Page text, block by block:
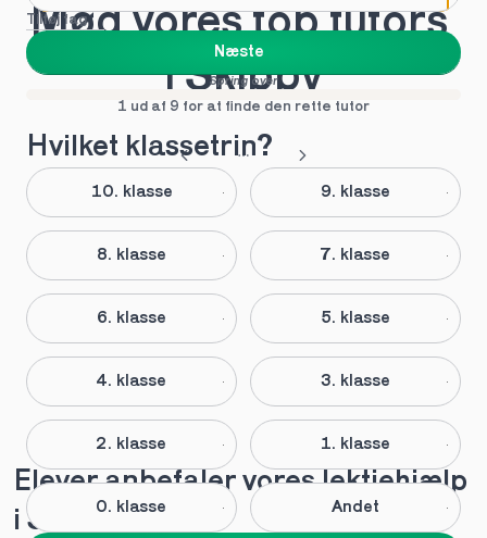
Tilføj fag
Næste
Spring over
1 ud af 9 for at finde den rette tutor
Hvilket klassetrin?
10. klasse 9. klasse
8. klasse 7. klasse
6. klasse 5. klasse
4. klasse 3. klasse
2. klasse 1. klasse
0. klasse Andet
Mød vores top tutors
i Skibby
Elever anbefaler vores lektiehjælp
i Skibby